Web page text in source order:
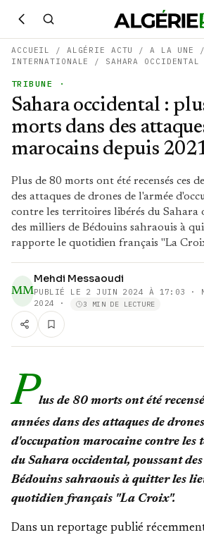
ACCUEIL / ALGÉRIE ACTU /A LA UNE
INTERNATIONALE
/ SAHARA OCCIDENTAL
TRIBUNE ·
Sahara occidental :
morts dans des
marocains depuis
Plus de 80 morts ont été recensés ces
des attaques de drones de l'armée
contre les territoires libérés du Sahara
des milliers de Bédouins sahraouis à
rapporte le quotidien français "La
MM
Mehdi Messaoudi
PUBLIÉ LE 2 JUIN 2024 À 17:03
·
2024
· 3 MIN DE LECTURE
Plus de 80 morts ont été
années dans des attaques de
d'occupation marocaine contre les
du Sahara occidental, poussant
Bédouins sahraouis à quitter les
quotidien français "La Croix".
Dans un reportage publié